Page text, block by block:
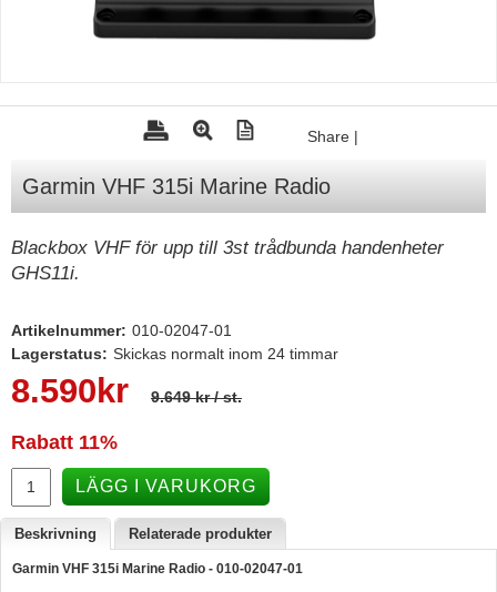
Volvo Penta Servicedelar
Mercury Servicedelar
Lowrance
Humminbird
Simrad
Båttillbehör
Hummertina
CTEK - Batteriladdare
Webasto - Dieselvärmare
Kamasa Tools - Verktyg
Share |
Garmin VHF 315i Marine Radio
Blackbox VHF för upp till 3st trådbunda handenheter
GHS11i.
Artikelnummer: 010-02047-01
Lagerstatus: Skickas normalt inom 24 timmar
8.590 kr 9.649 kr/ st.
Rabatt 11%
LÄGG I VARUKORG
Beskrivning Relaterade produkter
Garmin VHF 315i Marine Radio - 010-02047-01